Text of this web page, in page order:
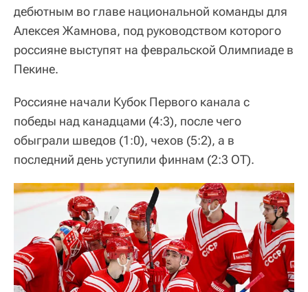
дебютным во главе национальной команды для
Алексея Жамнова, под руководством которого
россияне выступят на февральской Олимпиаде в
Пекине.
Россияне начали Кубок Первого канала с
победы над канадцами (4:3), после чего
обыграли шведов (1:0), чехов (5:2), а в
последний день уступили финнам (2:3 ОТ).